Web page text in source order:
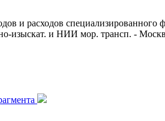
и расходов
изыскат. и НИИ мор. трансп. -